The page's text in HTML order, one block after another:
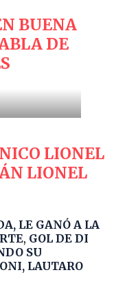
BUENA
DE
LIONEL
LIONEL
LE GANÓ A LA
, GOL DE DI
SU
LAUTARO